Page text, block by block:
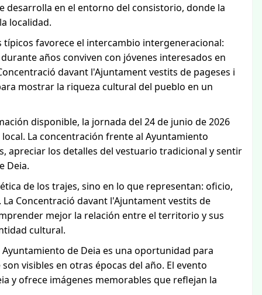
desarrolla en el entorno del consistorio, donde la
localidad.
típicos favorece el intercambio intergeneracional:
años conviven con jóvenes interesados en
davant l'Ajuntament vestits de pageses i
mostrar la riqueza cultural del pueblo en un
disponible, la jornada del 24 de junio de 2026
La concentración frente al Ayuntamiento
apreciar los detalles del vestuario tradicional y sentir
Deia.
de los trajes, sino en lo que representan: oficio,
Concentració davant l'Ajuntament vestits de
mejor la relación entre el territorio y sus
cultural.
de Deia es una oportunidad para
visibles en otras épocas del año. El evento
y ofrece imágenes memorables que reflejan la